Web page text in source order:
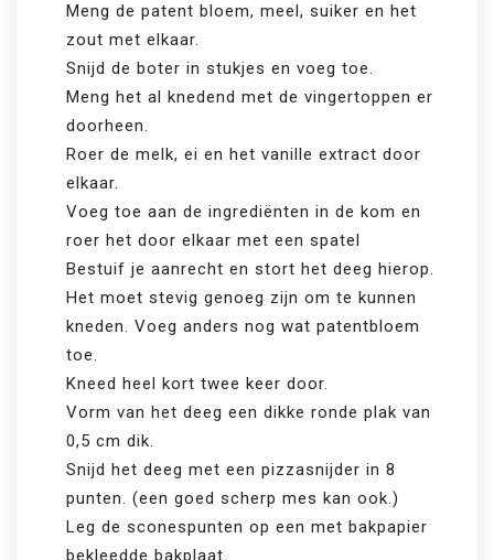
Meng de patent bloem, meel, suiker en het
zout met elkaar.
Snijd de boter in stukjes en voeg toe.
Meng het al knedend met de vingertoppen er
doorheen.
Roer de melk, ei en het vanille extract door
elkaar.
Voeg toe aan de ingrediënten in de kom en
roer het door elkaar met een spatel
Bestuif je aanrecht en stort het deeg hierop.
Het moet stevig genoeg zijn om te kunnen
kneden. Voeg anders nog wat patentbloem
toe.
Kneed heel kort twee keer door.
Vorm van het deeg een dikke ronde plak van
0,5 cm dik.
Snijd het deeg met een pizzasnijder in 8
punten. (een goed scherp mes kan ook.)
Leg de sconespunten op een met bakpapier
bekleedde bakplaat.